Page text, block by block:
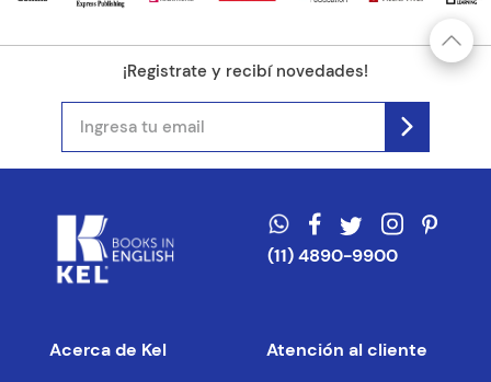
¡Registrate y recibí novedades!
(11) 4890-9900
Acerca de Kel Atención al cliente